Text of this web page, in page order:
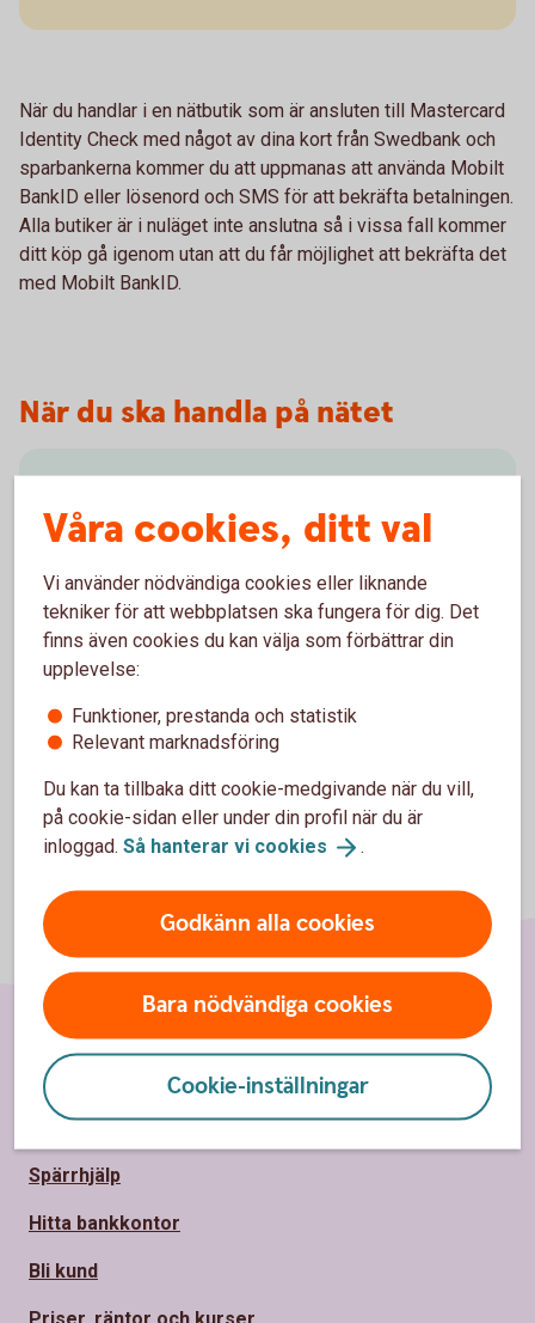
När du handlar i en nätbutik som är ansluten till Mastercard
Identity Check med något av dina kort från Swedbank och
sparbankerna kommer du att uppmanas att använda Mobilt
BankID eller lösenord och SMS för att bekräfta betalningen.
Alla butiker är i nuläget inte anslutna så i vissa fall kommer
ditt köp gå igenom utan att du får möjlighet att bekräfta det
med Mobilt BankID.
När du ska handla på nätet
För att kunna handla på nätet behöver du slå på ditt
kort för internetköp, det gör du enkelt i
internetbanken eller i appen.
Slå på/av ditt kort för internetköp
Våra cookies, ditt val
Vi använder nödvändiga cookies eller liknande
tekniker för att webbplatsen ska fungera för dig. Det
finns även cookies du kan välja som förbättrar din
upplevelse:
Funktioner, prestanda och statistik
Relevant marknadsföring
Du kan ta tillbaka ditt cookie-medgivande när du vill,
på cookie-sidan eller under din profil när du är
inloggad. Så hanterar vi cookies .
Godkänn alla cookies
Bara nödvändiga cookies
Cookie-inställningar
Sidfot
Hitta snabbt
Kundservice
Spärrhjälp
Hitta bankkontor
Bli kund
Priser, räntor och kurser